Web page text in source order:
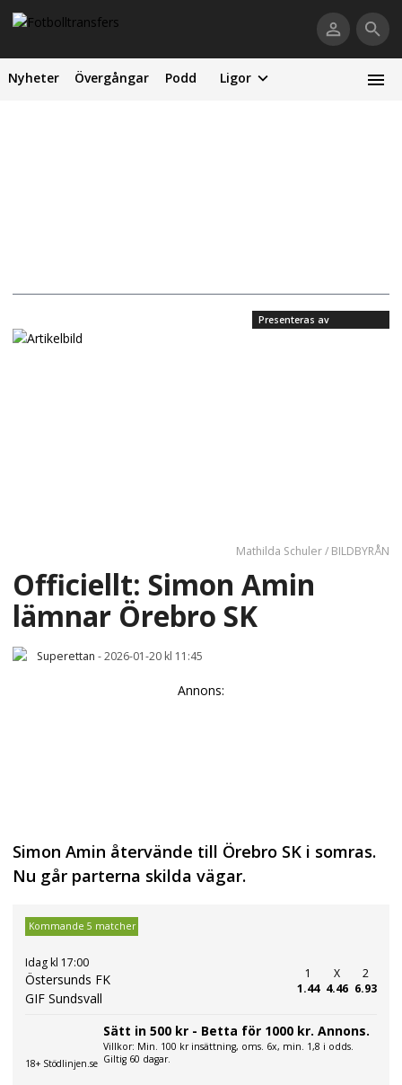
Nyheter Övergångar Podd Ligor
Presenteras av
Mathilda Schuler / BILDBYRÅN
Officiellt: Simon Amin
lämnar Örebro SK
Superettan -2026-01-20 kl 11:45
Annons:
Simon Amin återvände till Örebro SK i somras.
Nu går parterna skilda vägar.
Kommande 5 matcher
Idag kl 17:00
Östersunds FK
GIF Sundsvall
1
1.44
X
4.46
2
6.93
18+ Stödlinjen.se
Sätt in 500 kr - Betta för 1000 kr. Annons.
Villkor: Min. 100 kr insättning, oms. 6x, min. 1,8 i odds.
Giltig 60 dagar.